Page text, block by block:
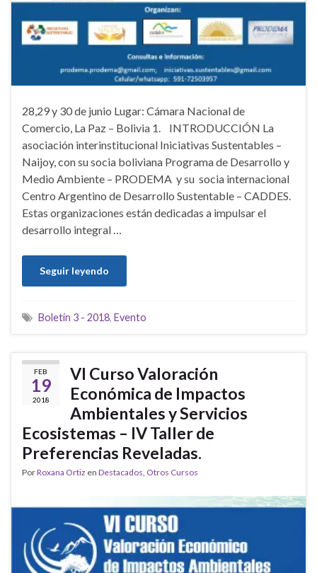
28,29 y 30 de junio Lugar: Cámara Nacional de
Comercio, La Paz – Bolivia 1. INTRODUCCIÓN La
asociación interinstitucional Iniciativas Sustentables –
Naijoy, con su socia boliviana Programa de Desarrollo y
Medio Ambiente – PRODEMA y su socia internacional
Centro Argentino de Desarrollo Sustentable – CADDES.
Estas organizaciones están dedicadas a impulsar el
desarrollo integral …
Seguir leyendo
Boletín 3 - 2018, Evento
FEB
19
2018
VI Curso Valoración
Económica de Impactos
Ambientales y Servicios
Ecosistemas – IV Taller de
Preferencias Reveladas.
PorRoxana Ortiz en Destacados, Otros Cursos